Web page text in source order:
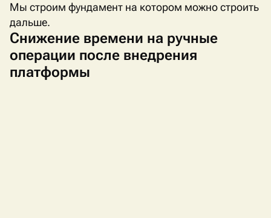
Мы строим фундамент на котором можно строить
дальше.
Снижение времени на ручные
операции после внедрения
платформы